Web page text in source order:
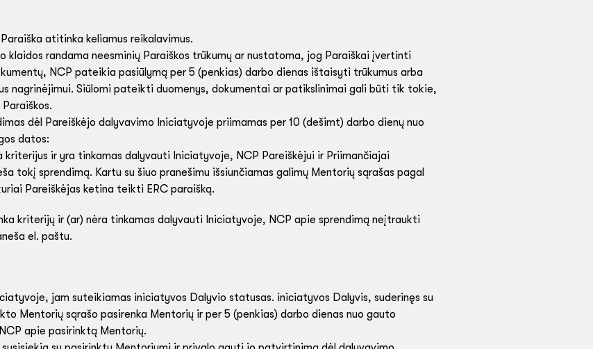
atitinka keliamus reikalavimus.
klaidos randama neesminių Paraiškos trūkumų ar nustatoma, jog Paraiškai įvertinti
NCP pateikia pasiūlymą per 5 (penkias) darbo dienas ištaisyti trūkumus arba
nagrinėjimui. Siūlomi pateikti duomenys, dokumentai ar patikslinimai gali būti tik tokie,
dėl Pareiškėjo dalyvavimo Iniciatyvoje priimamas per 10 (dešimt) darbo dienų nuo
datos:
ir yra tinkamas dalyvauti Iniciatyvoje, NCP Pareiškėjui ir Priimančiajai
tokį sprendimą. Kartu su šiuo pranešimu išsiunčiamas galimų Mentorių sąrašas pagal
Pareiškėjas ketina teikti ERC paraišką.
kriterijų ir (ar) nėra tinkamas dalyvauti Iniciatyvoje, NCP apie sprendimą neįtraukti
el. paštu.
jam suteikiamas iniciatyvos Dalyvio statusas. iniciatyvos Dalyvis, suderinęs su
Mentorių sąrašo pasirenka Mentorių ir per 5 (penkias) darbo dienas nuo gauto
apie pasirinktą Mentorių.